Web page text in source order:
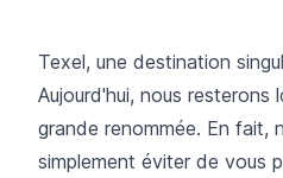
Texel, une destination
Aujourd'hui, nous resterons
grande renommée. En fait,
simplement éviter de vous